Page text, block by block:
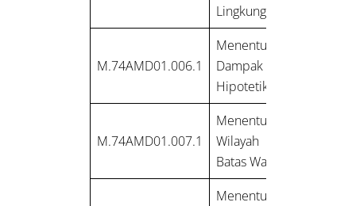
Lingkungan
M.74AMD01.006.1
Menentukan
Dampak Penting
Hipotetik
M.74AMD01.007.1
Menentukan Batas
Wilayah Studi dan
Batas Waktu Kajian
Menentukan